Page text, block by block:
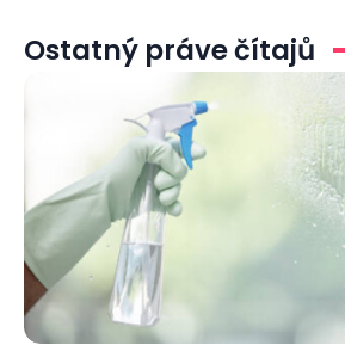
Ostatný práve čítajů